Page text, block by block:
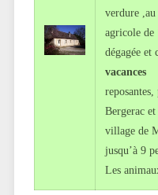
verdure ,au
agricole de
dégagée et
vacances
Bergerac
village de
jusqu’à 9
Les